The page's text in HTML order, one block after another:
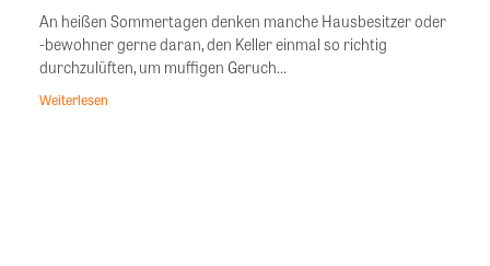
An heißen Sommertagen denken manche Hausbesitzer oder
-bewohner gerne daran, den Keller einmal so richtig
durchzulüften, um muffigen Geruch...
Weiterlesen